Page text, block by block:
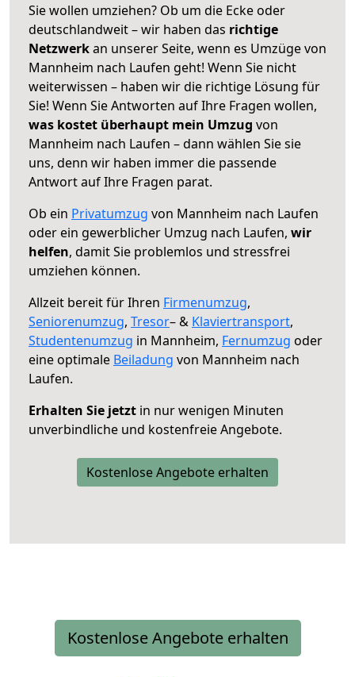
Sie wollen umziehen? Ob um die Ecke oder
deutschlandweit – wir haben das richtige
Netzwerkan unserer Seite, wenn es Umzüge von
Mannheim nach Laufen geht! Wenn Sie nicht
weiterwissen – haben wir die richtige Lösung für
Sie! Wenn Sie Antworten auf Ihre Fragen wollen,
was kostet überhaupt mein Umzug von
Mannheim nach Laufen – dann wählen Sie sie
uns, denn wir haben immer die passende
Antwort auf Ihre Fragen parat.
Ob ein Privatumzug von Mannheim nach Laufen
oder ein gewerblicher Umzug nach Laufen, wir
helfen, damit Sie problemlos und stressfrei
umziehen können.
Allzeit bereit für Ihren Firmenumzug,
Seniorenumzug, Tresor– & Klaviertransport,
Studentenumzug in Mannheim, Fernumzug oder
eine optimale Beiladung von Mannheim nach
Laufen.
Erhalten Sie jetzt in nur wenigen Minuten
unverbindliche und kostenfreie Angebote.
Kostenlose Angebote erhalten
Kostenlose Angebote erhalten